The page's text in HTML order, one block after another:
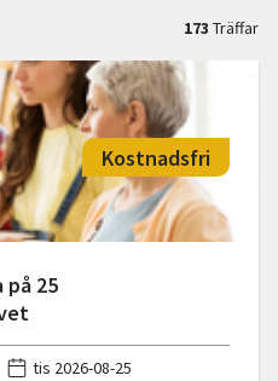
173 Träffar
på 25
Kostnadsfri
tis 2026-08-25